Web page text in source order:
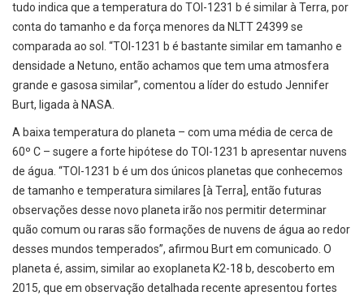
tudo indica que a temperatura do TOI-1231 b é similar à Terra, por
conta do tamanho e da força menores da NLTT 24399 se
comparada ao sol. “TOI-1231 b é bastante similar em tamanho e
densidade a Netuno, então achamos que tem uma atmosfera
grande e gasosa similar”, comentou a líder do estudo Jennifer
Burt, ligada à NASA.
A baixa temperatura do planeta – com uma média de cerca de
60º C – sugere a forte hipótese do TOI-1231 b apresentar nuvens
de água. “TOI-1231 b é um dos únicos planetas que conhecemos
de tamanho e temperatura similares [à Terra], então futuras
observações desse novo planeta irão nos permitir determinar
quão comum ou raras são formações de nuvens de água ao redor
desses mundos temperados”, afirmou Burt em comunicado. O
planeta é, assim, similar ao exoplaneta K2-18 b, descoberto em
2015, que em observação detalhada recente apresentou fortes